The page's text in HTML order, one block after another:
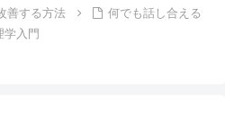
善する方法
何でも話し合える
学入門